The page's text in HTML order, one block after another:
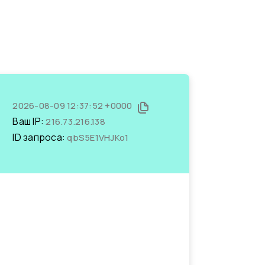
2026-08-09 12:37:52 +0000
Ваш IP:216.73.216.138
ID запроса:qbS5E1VHJKo1